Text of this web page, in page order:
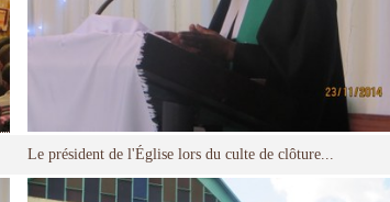
Le président de l'Église lors du culte de clôture...